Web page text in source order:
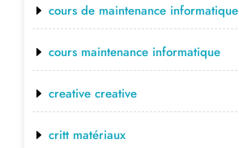
cours de maintenance informatique
cours maintenance informatique
creative creative
critt matériaux